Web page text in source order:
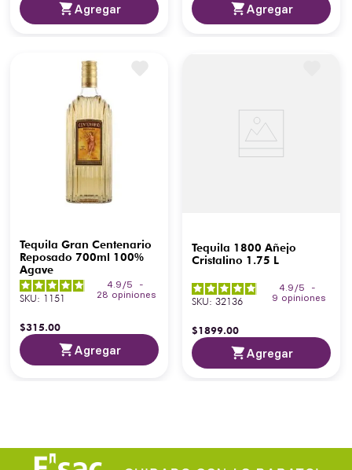
Agregar Agregar
Tequila Gran Centenario
Reposado 700ml 100%
Agave
4.9 /5
-
28 opiniones
SKU: 1151
$315.00
Agregar
Tequila 1800 Añejo
Cristalino 1.75 L
4.9 /5
-
9 opiniones
SKU: 32136
$1899.00
Agregar